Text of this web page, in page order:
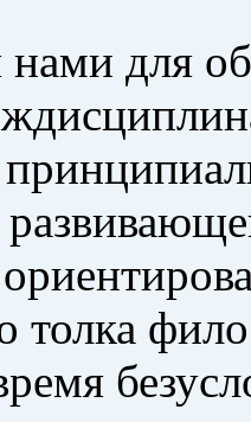
нами для
толка